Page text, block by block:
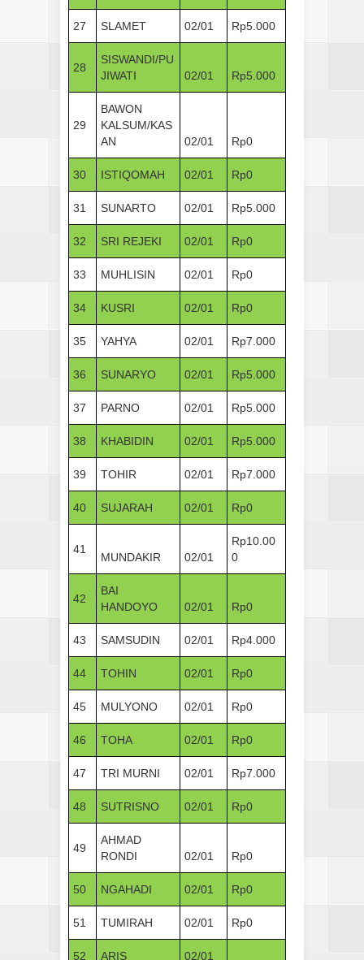
27 SLAMET 02/01 Rp5.000
28
SISWANDI/PU
JIWATI
02/01 Rp5.000
29
BAWON
KALSUM/KAS
AN
02/01 Rp0
30 ISTIQOMAH 02/01 Rp0
31 SUNARTO 02/01 Rp5.000
32 SRI REJEKI 02/01 Rp0
33 MUHLISIN 02/01 Rp0
34 KUSRI 02/01 Rp0
35 YAHYA 02/01 Rp7.000
36 SUNARYO 02/01 Rp5.000
37 PARNO 02/01 Rp5.000
38 KHABIDIN 02/01 Rp5.000
39 TOHIR 02/01 Rp7.000
40 SUJARAH 02/01 Rp0
41
MUNDAKIR 02/01
Rp10.00
0
42
BAI
HANDOYO
02/01 Rp0
43 SAMSUDIN 02/01 Rp4.000
44 TOHIN 02/01 Rp0
45 MULYONO 02/01 Rp0
46 TOHA 02/01 Rp0
47 TRI MURNI 02/01 Rp7.000
48 SUTRISNO 02/01 Rp0
49
AHMAD
RONDI
02/01 Rp0
50 NGAHADI 02/01 Rp0
51 TUMIRAH 02/01 Rp0
52 ARIS 02/01